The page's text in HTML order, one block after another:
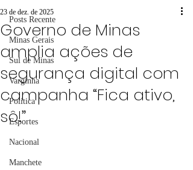
Posts Recente
Minas Gerais
Sul de Minas
Varginha
Política
Esportes
Nacional
Manchete
Governo de Minas
amplia ações de
segurança digital com
campanha “Fica ativo,
sô!”
23 de dez. de 2025